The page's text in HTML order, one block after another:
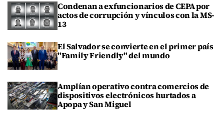
Condenan a exfuncionarios de CEPA por
actos de corrupción y vínculos con la MS-
13
El Salvador se convierte en el primer país
"Family Friendly" del mundo
Amplían operativo contra comercios de
dispositivos electrónicos hurtados a
Apopa y San Miguel